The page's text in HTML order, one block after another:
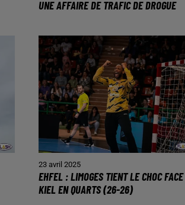
UNE AFFAIRE DE TRAFIC DE DROGUE
23 avril 2025
EHFEL : LIMOGES TIENT LE CHOC
KIEL EN QUARTS (26-26)